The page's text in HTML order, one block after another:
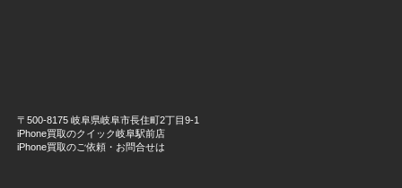
〒500-8175 岐阜県岐阜市長住町2丁目9-1
iPhone買取のクイック岐阜駅前店
iPhone買取のご依頼・お問合せは